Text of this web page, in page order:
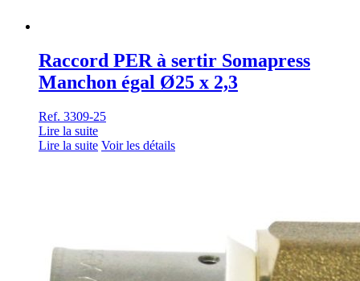
Raccord PER à sertir Somapress
Manchon égal Ø25 x 2,3
Ref. 3309-25
Lire la suite
Lire la suite Voir les détails